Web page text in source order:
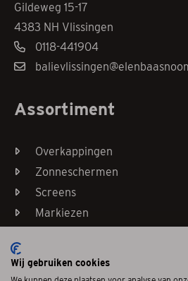
Gildeweg 15-17
4383 NH Vlissingen
0118-441904
Assortiment
Overkappingen
Zonneschermen
Screens
Markiezen
Wij gebruiken cookies